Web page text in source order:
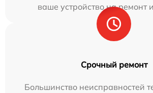
ваше устройство на ремонт
Срочный ремонт
Большинство неисправностей